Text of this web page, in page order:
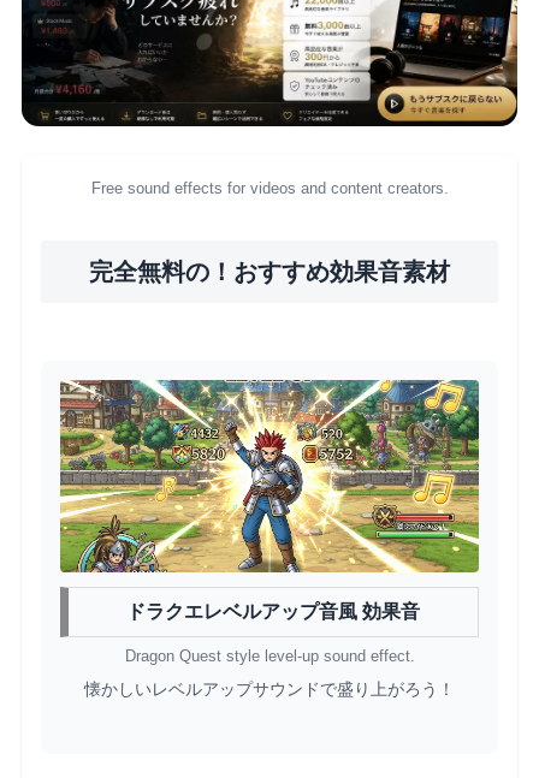
Free sound effects for videos and content creators.
完全無料の！おすすめ効果音素材
ドラクエレベルアップ音風 効果音
Dragon Quest style level-up sound effect.
懐かしいレベルアップサウンドで盛り上がろう！